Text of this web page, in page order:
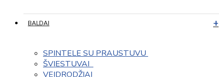
BALDAI
SPINTELE SU PRAUSTUVU
ŠVIESTUVAI
VEIDRODŽIAI